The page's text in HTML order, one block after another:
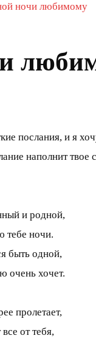
ночи любимому
послания, и я
наполнит
и родной,
тебе ночи.
быть одной,
очень хочет.
пролетает,
от тебя,